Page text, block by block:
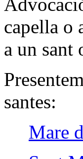
capella o
a un sant
santes:
Mare